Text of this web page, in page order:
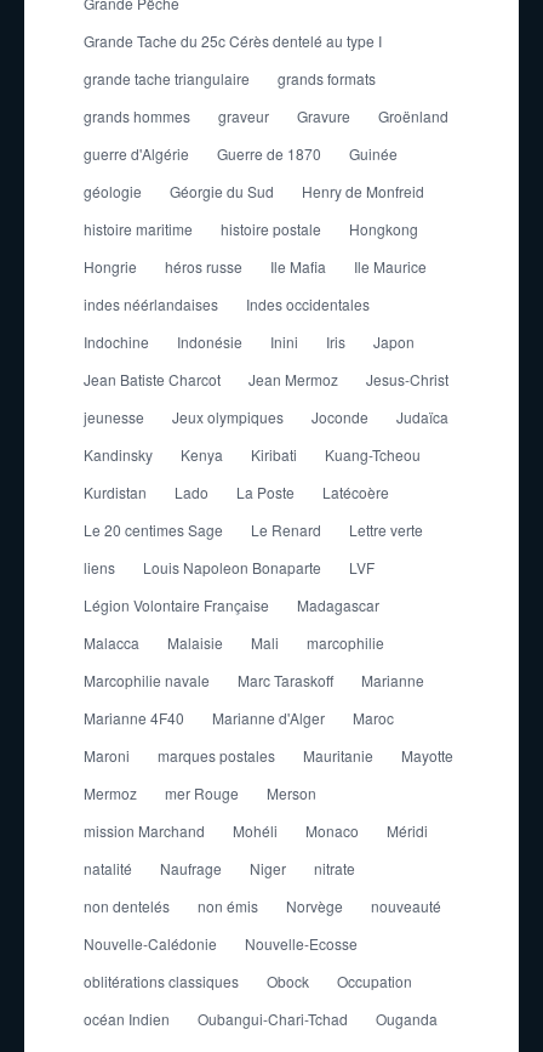
Grande Tache du 25c Cérès dentelé au type I
grande tache triangulaire
grands formats
grands hommes
graveur Gravure
Groënland
guerre d'Algérie
Guerre de 1870
Guinée
géologie
Géorgie du Sud
Henry de Monfreid
histoire maritime
histoire postale
Hongkong
Hongrie
héros russe Ile Mafia
Ile Maurice
indes néérlandaises
Indes occidentales
Indochine
Indonésie Inini Iris
Japon
Jean Batiste Charcot
Jean Mermoz
Jesus-Christ
jeunesse
Jeux olympiques Joconde
Judaïca
Kandinsky
Kenya Kiribati
Kuang-Tcheou
Kurdistan
Lado La Poste
Latécoère
Le 20 centimes Sage
Le Renard
Lettre verte
liens
Louis Napoleon Bonaparte
LVF
Légion Volontaire Française
Madagascar
Malacca
Malaisie Mali
marcophilie
Marcophilie navale
Marc Taraskoff
Marianne
Marianne 4F40
Marianne d'Alger
Maroc
Maroni
marques postales Mauritanie
Mayotte
Mermoz
mer Rouge
Merson
mission Marchand
Mohéli Monaco
Méridi
natalité
Naufrage Niger
nitrate
non dentelés
non émis Norvège
nouveauté
Nouvelle-Calédonie
Nouvelle-Ecosse
oblitérations classiques
Obock
Occupation
océan Indien
Oubangui-Chari-Tchad
Ouganda